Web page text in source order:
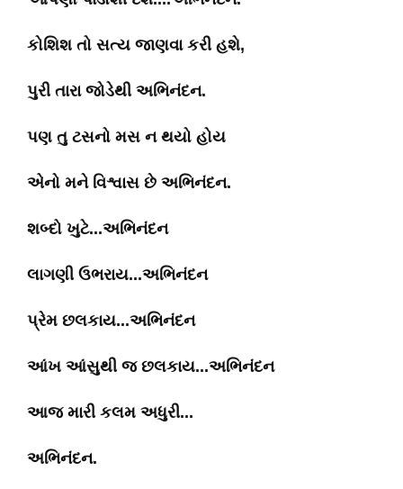
કોશિશ તો સત્ય જાણવા કરી હશે,
પુરી તારા જોડેથી અભિનંદન.
પણ તુ ટસનો મસ ન થયો હોય
એનો મને વિશ્વાસ છે અભિનંદન.
શબ્દો ખુટે...અભિનંદન
લાગણી ઉભરાય...અભિનંદન
પ્રેમ છલકાય...અભિનંદન
આંખ આંસુથી જ છલકાય...અભિનંદન
આજ મારી કલમ અધુરી...
અભિનંદન.